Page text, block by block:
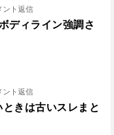
ント返信
ディライン強調さ
ント返信
きは古いスレまと